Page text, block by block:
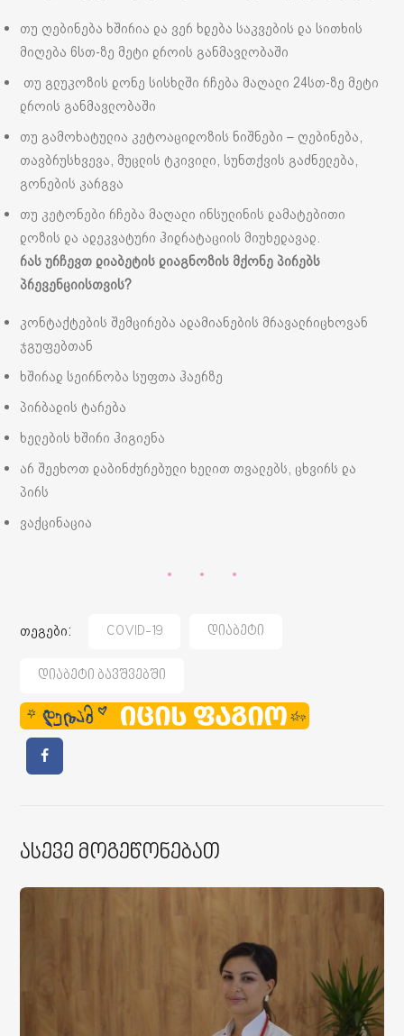
თუ ღებინება ხშირია და ვერ ხდება საკვების და სითხის
მიღება 6სთ-ზე მეტი დროის განმავლობაში
თუ გლუკოზის დონე სისხლში რჩება მაღალი 24სთ-ზე მეტი
დროის განმავლობაში
თუ გამოხატულია კეტოაციდოზის ნიშნები – ღებინება,
თავბრუსხვევა, მუცლის ტკივილი, სუნთქვის გაძნელება,
გონების კარგვა
თუ კეტონები რჩება მაღალი ინსულინის დამატებითი
დოზის და ადეკვატური ჰიდრატაციის მიუხედავად.
რას ურჩევთ დიაბეტის დიაგნოზის მქონე პირებს
პრევენციისთვის?
კონტაქტების შემცირება ადამიანების მრავალრიცხოვან
ჯგუფებთან
ხშირად სეირნობა სუფთა ჰაერზე
პირბადის ტარება
ხელების ხშირი ჰიგიენა
არ შეეხოთ დაბინძურებული ხელით თვალებს, ცხვირს და
პირს
ვაქცინაცია
თეგები: COVID-19 Დიაბეტი
Დიაბეტი Ბავშვებში
Ასევე Მოგეწონებათ